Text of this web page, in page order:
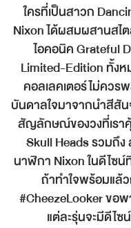
ใครที่เป็นสาวก
Nixon ได้ผสมผสานสไ
ไอคอนิค Grateful
Limited-Edition ทั้งห
คอลเลคเตอร์ไม่ควร
บันดาลใจมาจากนำสีสั
สัญลักษณ์ของวงที่เรา
Skull Heads รวมถึ
นาฬิกา Nixon ในดีไซ
ถ้าทำใจพร้อมแล้ว
#CheezeLooker ขอ
แต่ละรุ่นจะมีดีไ